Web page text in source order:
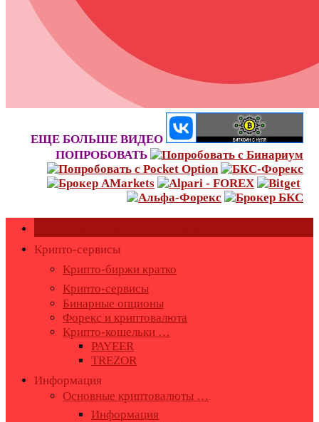
ЕЩЕ БОЛЬШЕ ВИДЕО
ПОПРОБОВАТЬ
Крипто-сервисы
Крипто-биржи кратко
Крипто-сервисы
Бинарные опционы
Форекс и криптовалюта
Крипто-кошельки …
PAYEER
TREZOR
Информация
Основные криптовалюты …
Информация